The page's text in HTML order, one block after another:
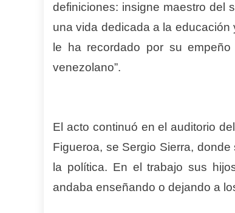
definiciones: insigne maestro del
una vida dedicada a la
le ha recordado por su
venezolano”.
El acto continuó en el auditorio
Figueroa, se Sergio Sierra,
la política. En el trabajo sus
andaba enseñando o dejando a